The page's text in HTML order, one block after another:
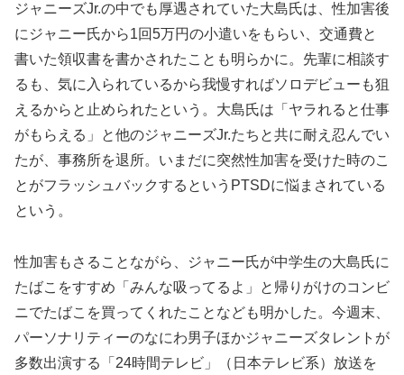
ジャニーズJr.の中でも厚遇されていた大島氏は、性加害後
にジャニー氏から1回5万円の小遣いをもらい、交通費と
書いた領収書を書かされたことも明らかに。先輩に相談す
るも、気に入られているから我慢すればソロデビューも狙
えるからと止められたという。大島氏は「ヤラれると仕事
がもらえる」と他のジャニーズJr.たちと共に耐え忍んでい
たが、事務所を退所。いまだに突然性加害を受けた時のこ
とがフラッシュバックするというPTSDに悩まされている
という。
性加害もさることながら、ジャニー氏が中学生の大島氏に
たばこをすすめ「みんな吸ってるよ」と帰りがけのコンビ
ニでたばこを買ってくれたことなども明かした。今週末、
パーソナリティーのなにわ男子ほかジャニーズタレントが
多数出演する「24時間テレビ」（日本テレビ系）放送を